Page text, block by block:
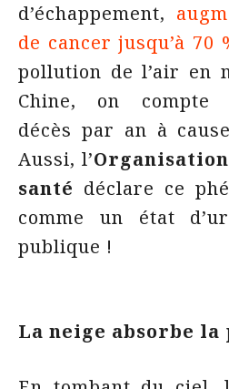
d’échappement,
de cancer jusqu’à 70
pollution de l’air en
Chine, on
décès par an à
Aussi, l’
santé déclare ce
comme un état
publique !
La neige absorbe